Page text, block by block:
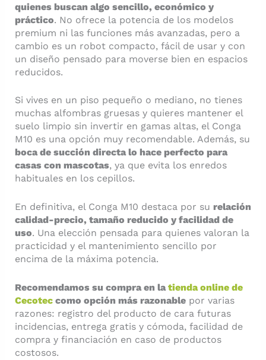
quienes buscan algo sencillo, económico y
práctico. No ofrece la potencia de los modelos
premium ni las funciones más avanzadas, pero a
cambio es un robot compacto, fácil de usar y con
un diseño pensado para moverse bien en espacios
reducidos.
Si vives en un piso pequeño o mediano, no tienes
muchas alfombras gruesas y quieres mantener el
suelo limpio sin invertir en gamas altas, el Conga
M10 es una opción muy recomendable. Además, su
boca de succión directa lo hace perfecto para
casas con mascotas, ya que evita los enredos
habituales en los cepillos.
En definitiva, el Conga M10 destaca por su relación
calidad-precio, tamaño reducido y facilidad de
uso. Una elección pensada para quienes valoran la
practicidad y el mantenimiento sencillo por
encima de la máxima potencia.
Recomendamos su compra en latienda online de
Cecoteccomo opción más razonablepor varias
razones: registro del producto de cara futuras
incidencias, entrega gratis y cómoda, facilidad de
compra y financiación en caso de productos
costosos.